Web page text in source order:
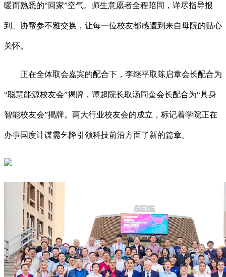
暖而熟悉的“回家”空气。师生意愿者全程陪同，详尽指导报
到、协帮参不雅交换，让每一位校友都感遭到来自母院的贴心
关怀。
正在全体取会嘉宾的配合下，李继平取陈启章会长配合为
“聪慧能源校友会”揭牌，谭超院长取汤同奎会长配合为“具身
智能校友会”揭牌。两大行业校友会的成立，标记着学院正在
办事国度计谋需乞降引领科技前沿方面了新的篇章。